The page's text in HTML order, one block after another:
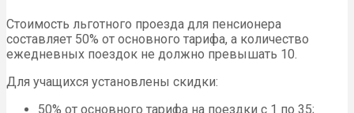
Стоимость льготного проезда для пенсионера
составляет 50% от основного тарифа, а количество
ежедневных поездок не должно превышать 10.
Для учащихся установлены скидки:
50% от основного тарифа на поездки с 1 по 35;